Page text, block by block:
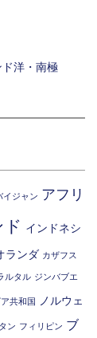
洋・南極
イジャン アフリ
ド インドネシ
ランダ カザフス
ルタル ジンバブエ
共和国
ノルウェ
ン フィリピン ブ